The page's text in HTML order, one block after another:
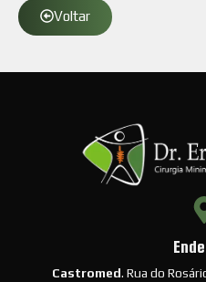
Voltar
Castromed. Rua do